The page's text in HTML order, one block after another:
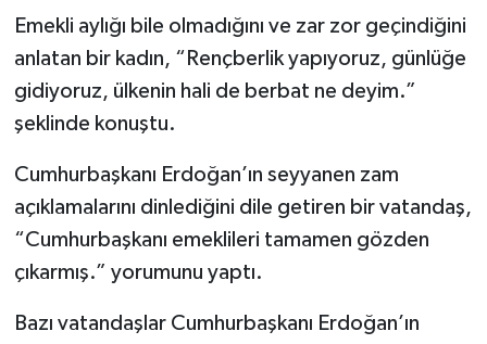
Emekli aylığı bile olmadığını ve zar zor geçindiğini
anlatan bir kadın, “Rençberlik yapıyoruz, günlüğe
gidiyoruz, ülkenin hali de berbat ne deyim.”
şeklinde konuştu.
Cumhurbaşkanı Erdoğan’ın seyyanen zam
açıklamalarını dinlediğini dile getiren bir vatandaş,
“Cumhurbaşkanı emeklileri tamamen gözden
çıkarmış.” yorumunu yaptı.
Bazı vatandaşlar Cumhurbaşkanı Erdoğan’ın